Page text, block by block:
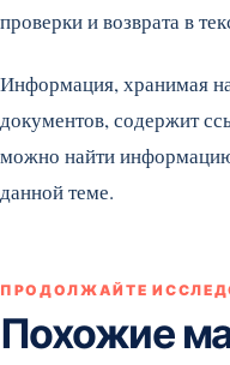
проверки и возврата в
Информация, хранимая
документов, содержит
можно найти
данной теме.
ПРОДОЛЖАЙТЕ
Похожие